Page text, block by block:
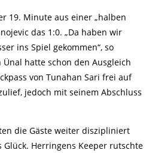
19. Minute aus einer „halben
das 1:0. „Da haben wir
ins Spiel gekommen“, so
hatte schon den Ausgleich
von Tunahan Sari frei auf
jedoch mit seinem Abschluss
die Gäste weiter diszipliniert
Herringens Keeper rutschte